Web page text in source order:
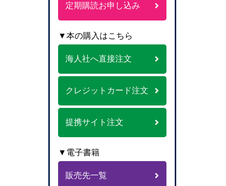
定期購読お申し込み
▼本の購入はこちら
海人社へ直接注文
クレジットカード注文
提携サイト注文
▼電子書籍
販売先一覧